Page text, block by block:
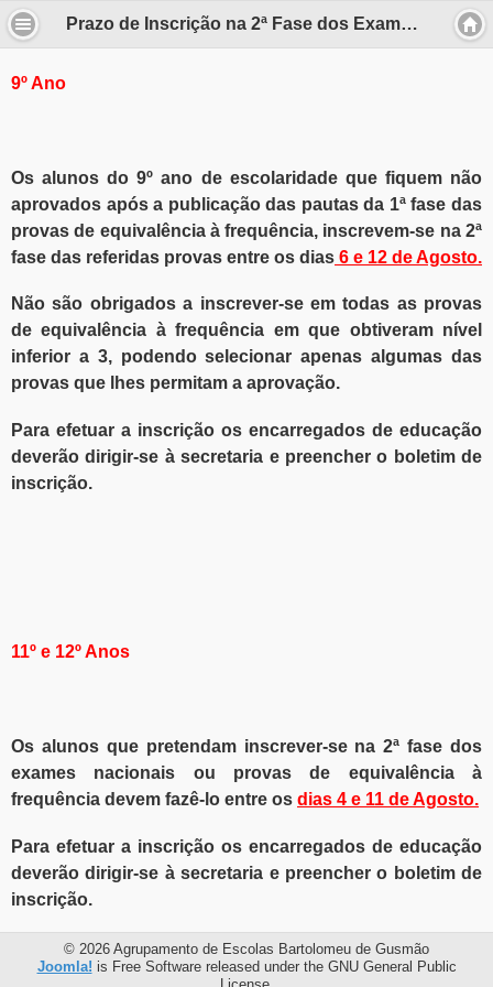
Prazo de Inscrição na 2ª Fase dos Exames Nacionais e Provas de Equivalência à Frequência do 9º, 11º e 12º ano..
9º Ano
Os alunos do 9º ano de escolaridade que fiquem não
aprovados após a publicação das pautas da 1ª fase das
provas de equivalência à frequência, inscrevem-se na 2ª
fase das referidas provas entre os dias 6 e 12 de Agosto.
Não são obrigados a inscrever-se em todas as provas
de equivalência à frequência em que obtiveram nível
inferior a 3, podendo selecionar apenas algumas das
provas que lhes permitam a aprovação.
Para efetuar a inscrição os encarregados de educação
deverão dirigir-se à secretaria e preencher o boletim de
inscrição.
11º e 12º Anos
Os alunos que pretendam inscrever-se na 2ª fase dos
exames nacionais ou provas de equivalência à
frequência devem fazê-lo entre os dias 4 e 11 de Agosto.
Para efetuar a inscrição os encarregados de educação
deverão dirigir-se à secretaria e preencher o boletim de
inscrição.
© 2026 Agrupamento de Escolas Bartolomeu de Gusmão
Joomla! is Free Software released under the GNU General Public